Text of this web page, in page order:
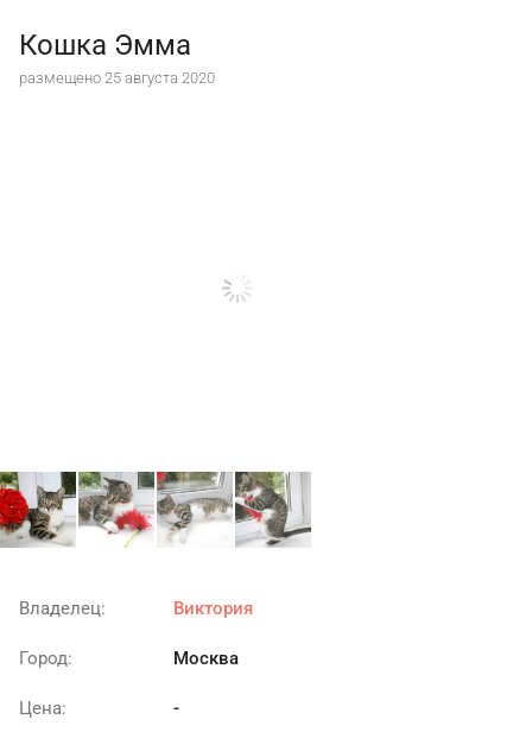
Кошка Эмма
размещено 25 августа 2020
Владелец: Виктория
Город: Москва
Цена: -